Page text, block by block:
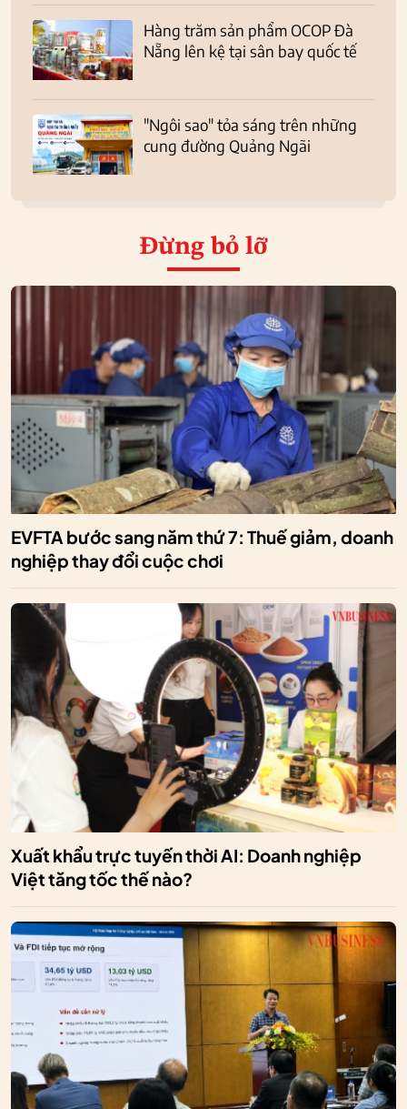
Hàng trăm sản phẩm OCOP Đà
Nẵng lên kệ tại sân bay quốc tế
"Ngôi sao" tỏa sáng trên những
cung đường Quảng Ngãi
Đừng bỏ lỡ
EVFTA bước sang năm thứ 7: Thuế giảm, doanh
nghiệp thay đổi cuộc chơi
Xuất khẩu trực tuyến thời AI: Doanh nghiệp
Việt tăng tốc thế nào?